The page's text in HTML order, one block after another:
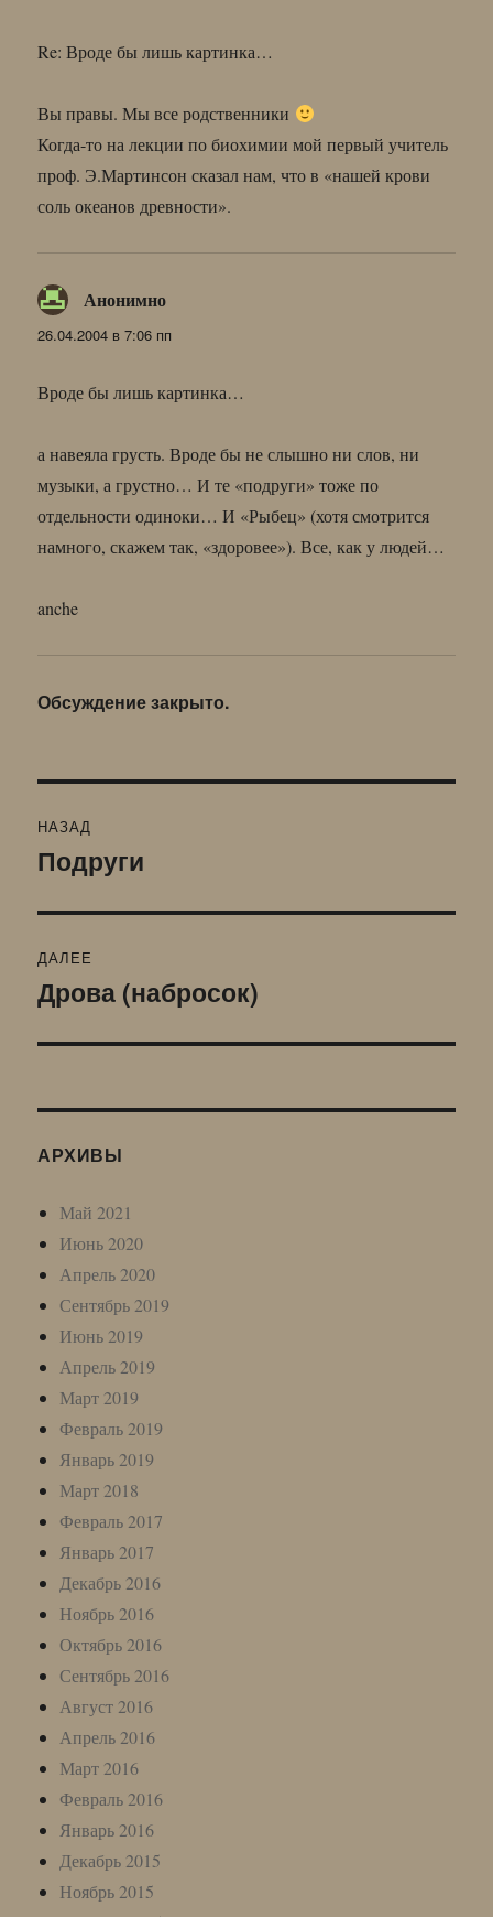
Re: Вроде бы лишь картинка…
Вы правы. Мы все родственники
Когда-то на лекции по биохимии мой первый учитель
проф. Э.Мартинсон сказал нам, что в «нашей крови
соль океанов древности».
Анонимно
26.04.2004 в 7:06 пп
Вроде бы лишь картинка…
а навеяла грусть. Вроде бы не слышно ни слов, ни
музыки, а грустно… И те «подруги» тоже по
отдельности одиноки… И «Рыбец» (хотя смотрится
намного, скажем так, «здоровее»). Все, как у людей…
anche
Обсуждение закрыто.
по
НАЗАД
Предыдущая
Подруги
ДАЛЕЕ
Следующая
Дрова (набросок)
АРХИВЫ
Май 2021
Июнь 2020
Апрель 2020
Сентябрь 2019
Июнь 2019
Апрель 2019
Март 2019
Февраль 2019
Январь 2019
Март 2018
Февраль 2017
Январь 2017
Декабрь 2016
Ноябрь 2016
Октябрь 2016
Сентябрь 2016
Август 2016
Апрель 2016
Март 2016
Февраль 2016
Январь 2016
Декабрь 2015
Ноябрь 2015